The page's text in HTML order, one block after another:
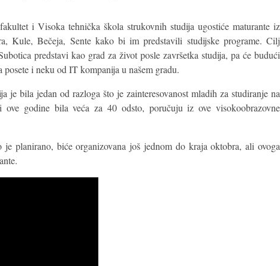
i Visoka tehnička škola strukovnih studija ugostiće maturante iz
Kule, Bečeja, Sente kako bi im predstavili studijske programe. Cilj
predstavi kao grad za život posle završetka studija, pa će budući
i neku od IT kompanija u našem gradu.
je bila jedan od razloga što je zainteresovanost mladih za studiranje na
godine bila veća za 40 odsto, poručuju iz ove visokoobrazovne
je planirano, biće organizovana još jednom do kraja oktobra, ali ovoga